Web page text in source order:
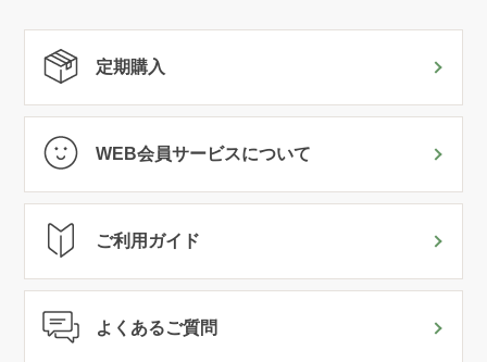
定期購入
WEB会員サービスについて
ご利用ガイド
よくあるご質問